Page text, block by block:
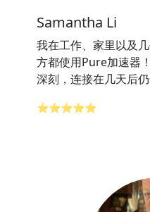
Samantha Li
我在工作、家里以及
方都使用Pure加速器
深刻，连接在几天后
⭐⭐⭐⭐⭐